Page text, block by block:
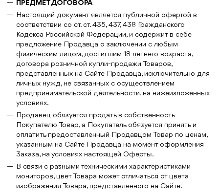
ПРЕДМЕТ ДОГОВОРА
Настоящий документ является публичной офертой в
соответствии со ст. ст. 435, 437, 438 Гражданского
Кодекса Российской Федерации, и содержит в себе
предложение Продавца о заключении с любым
физическим лицом, достигшим 18 летнего возраста,
договора розничной купли-продажи Товаров,
представленных на Сайте Продавца, исключительно для
личных нужд, не связанных с осуществлением
предпринимательской деятельности, на нижеизложенных
условиях.
Продавец обязуется продать в собственность
Покупателю Товар, а Покупатель обязуется принять и
оплатить предоставленный Продавцом Товар по ценам,
указанным на Сайте Продавца на момент оформления
Заказа, на условиях настоящей Оферты.
В связи с разными техническими характеристиками
мониторов, цвет Товара может отличаться от цвета
изображения Товара, представленного на Сайте.